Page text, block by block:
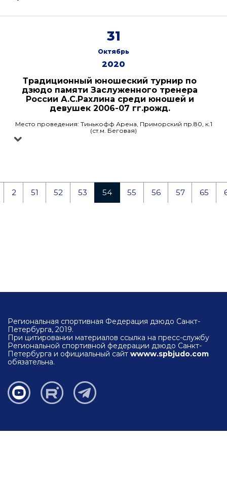
31
Октябрь
2020
Традиционный юношеский турнир по
дзюдо памяти Заслуженного тренера
России А.С.Рахлина среди юношей и
девушек 2006-07 гг.рожд.
Место проведения: Тинькофф Арена, Приморский пр.80, к.1
(ст.м. Беговая)
2 51 52 53 54 55 56 57 65
Региональная спортивная Федерация дзюдо Санкт-
Петербурга, 2019.
При цитировании материалов ссылка на пресс-службу
Региональной спортивной федерации дзюдо Санкт-
Петербурга и официальный сайт wwww.spbjudo.com
обязательна.